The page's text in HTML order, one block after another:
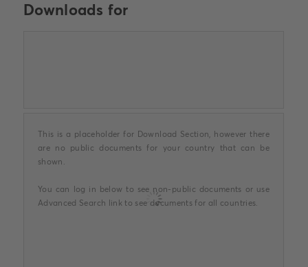
Downloads for
This is a placeholder for Download Section, however there
are no public documents for your country that can be
shown.
You can log in below to see non-public documents or use
Advanced Search link to see documents for all countries.